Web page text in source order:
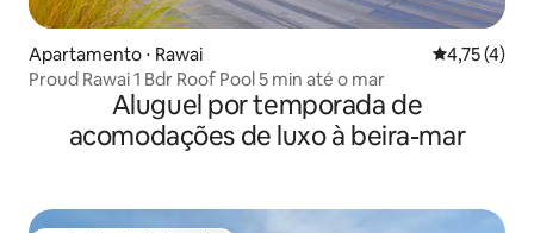
Apartamento ⋅ Rawai 4,75 de
4,75 (4)
Proud Rawai 1 Bdr Roof Pool 5 min até o mar
Aluguel por temporada de
acomodações de luxo à beira-mar